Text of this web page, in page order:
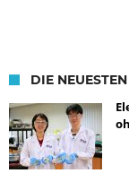
DIE